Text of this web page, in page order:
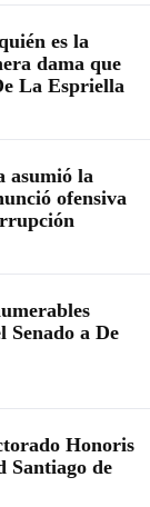
es la
dama que
La Espriella
asumió la
ofensiva
Senado a De
Honoris
Santiago de